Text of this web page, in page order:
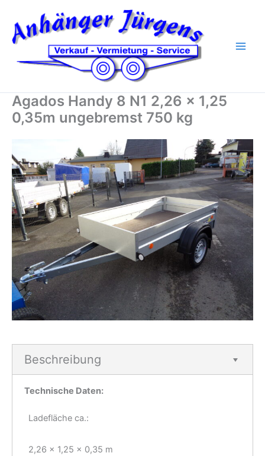
Inhalt
springen
Agados Handy 8 N1 2,26 x 1,25
0,35m ungebremst 750 kg
Beschreibung
Technische Daten:
Ladefläche ca.:
2,26 x 1,25 x 0,35 m